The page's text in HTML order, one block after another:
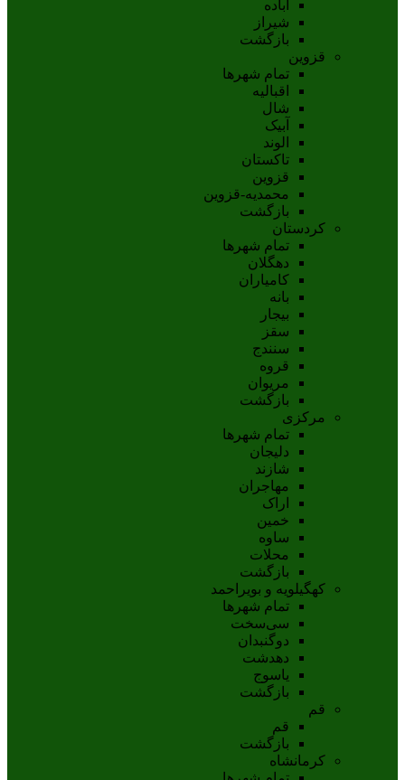
آباده
شيراز
بازگشت
قزوین
تمام شهر‌ها
اقبالیه
شال
آبيک
الوند
تاکستان
قزوين
محمديه-قزوين
بازگشت
کردستان
تمام شهر‌ها
دهگلان
کامیاران
بانه
بيجار
سقز
سنندج
قروه
مريوان
بازگشت
مرکزی
تمام شهر‌ها
دلیجان
شازند
مهاجران
اراک
خمين
ساوه
محلات
بازگشت
کهگیلویه و بویراحمد
تمام شهر‌ها
سی‌سخت
دوگنبدان
دهدشت
ياسوج
بازگشت
قم
قم
بازگشت
کرمانشاه